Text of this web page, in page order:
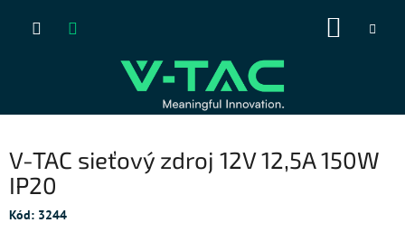
V-TAC sieťový zdroj 12V 12,5A 150W
IP20
Kód: 3244